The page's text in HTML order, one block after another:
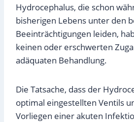
Hydrocephalus, die schon
bisherigen Lebens unter den
Beeinträchtigungen leiden,
keinen oder erschwerten
adäquaten Behandlung.
Die Tatsache, dass der
optimal eingestellten Ventils
Vorliegen einer akuten